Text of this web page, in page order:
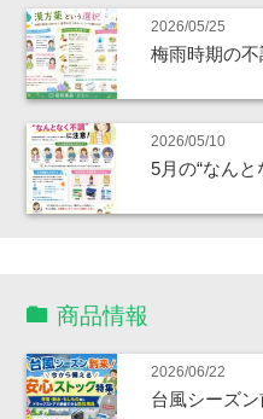
2026/05/25
梅雨時期の
2026/05/10
5月の“なんと
商品情報
2026/06/22
台風シーズン